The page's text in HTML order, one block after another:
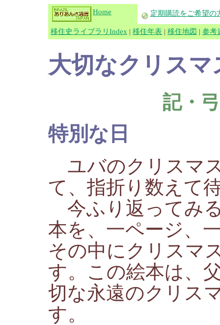
Home 定期購読をご希望の
移住史ライブラリIndex | 移住年表 | 移住地図 | 参考
大切なクリスマ
記・
特別な日
ユバのクリスマ
て、指折り数えて
今ふり返ってみ
本を、一ページ、
その中にクリスマ
す。この絵本は、
切な永遠のクリス
す。